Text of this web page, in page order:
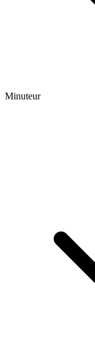
Minuteur